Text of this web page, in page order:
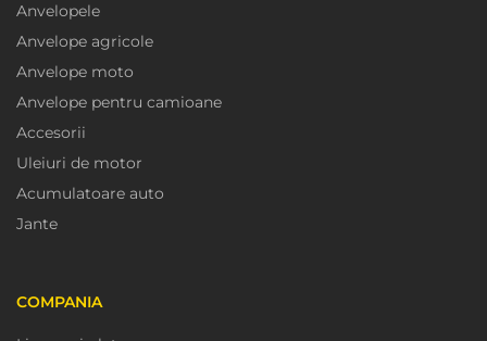
Anvelopele
Anvelope agricole
Anvelope moto
Anvelope pentru camioane
Accesorii
Uleiuri de motor
Acumulatoare auto
Jante
COMPANIA